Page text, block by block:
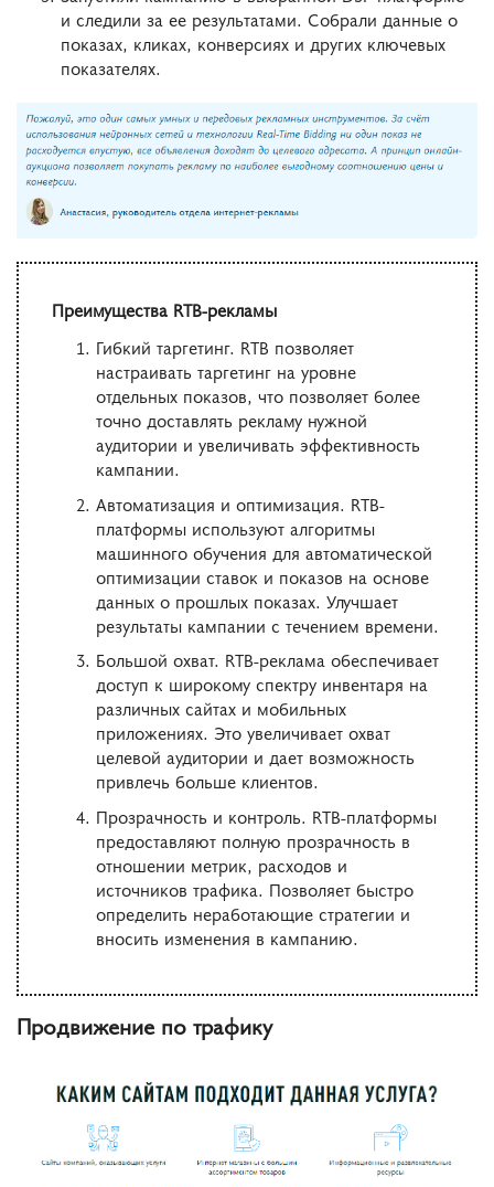
и следили за ее результатами. Собрали данные о
показах, кликах, конверсиях и других ключевых
показателях.
Преимущества RTB-рекламы
Гибкий таргетинг. RTB позволяет
настраивать таргетинг на уровне
отдельных показов, что позволяет более
точно доставлять рекламу нужной
аудитории и увеличивать эффективность
кампании.
Автоматизация и оптимизация. RTB-
платформы используют алгоритмы
машинного обучения для автоматической
оптимизации ставок и показов на основе
данных о прошлых показах. Улучшает
результаты кампании с течением времени.
Большой охват. RТВ-реклама обеспечивает
доступ к широкому спектру инвентаря на
различных сайтах и мобильных
приложениях. Это увеличивает охват
целевой аудитории и дает возможность
привлечь больше клиентов.
Прозрачность и контроль. RTB-платформы
предоставляют полную прозрачность в
отношении метрик, расходов и
источников трафика. Позволяет быстро
определить неработающие стратегии и
вносить изменения в кампанию.
Продвижение по трафику